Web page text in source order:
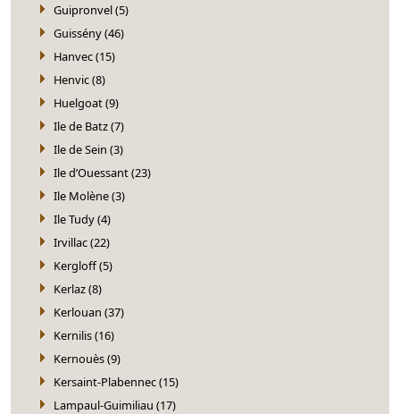
Guipronvel (5)
Guissény (46)
Hanvec (15)
Henvic (8)
Huelgoat (9)
Ile de Batz (7)
Ile de Sein (3)
Ile d’Ouessant (23)
Ile Molène (3)
Ile Tudy (4)
Irvillac (22)
Kergloff (5)
Kerlaz (8)
Kerlouan (37)
Kernilis (16)
Kernouès (9)
Kersaint-Plabennec (15)
Lampaul-Guimiliau (17)